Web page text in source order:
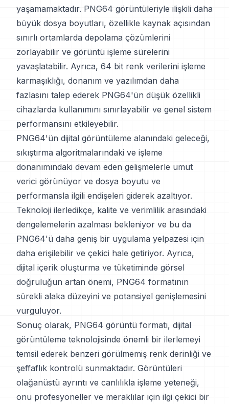
yaşamamaktadır. PNG64 görüntüleriyle ilişkili daha
büyük dosya boyutları, özellikle kaynak açısından
sınırlı ortamlarda depolama çözümlerini
zorlayabilir ve görüntü işleme sürelerini
yavaşlatabilir. Ayrıca, 64 bit renk verilerini işleme
karmaşıklığı, donanım ve yazılımdan daha
fazlasını talep ederek PNG64'ün düşük özellikli
cihazlarda kullanımını sınırlayabilir ve genel sistem
performansını etkileyebilir.
PNG64'ün dijital görüntüleme alanındaki geleceği,
sıkıştırma algoritmalarındaki ve işleme
donanımındaki devam eden gelişmelerle umut
verici görünüyor ve dosya boyutu ve
performansla ilgili endişeleri giderek azaltıyor.
Teknoloji ilerledikçe, kalite ve verimlilik arasındaki
dengelemelerin azalması bekleniyor ve bu da
PNG64'ü daha geniş bir uygulama yelpazesi için
daha erişilebilir ve çekici hale getiriyor. Ayrıca,
dijital içerik oluşturma ve tüketiminde görsel
doğruluğun artan önemi, PNG64 formatının
sürekli alaka düzeyini ve potansiyel genişlemesini
vurguluyor.
Sonuç olarak, PNG64 görüntü formatı, dijital
görüntüleme teknolojisinde önemli bir ilerlemeyi
temsil ederek benzeri görülmemiş renk derinliği ve
şeffaflık kontrolü sunmaktadır. Görüntüleri
olağanüstü ayrıntı ve canlılıkla işleme yeteneği,
onu profesyoneller ve meraklılar için ilgi çekici bir